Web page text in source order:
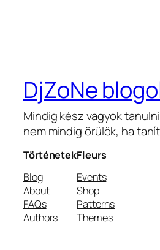
DjZoNe
Mindig kész vagyok
nem mindig örülök, ha
Történetek
Blog
About
FAQs
Authors
Fleurs
Events
Shop
Patterns
Themes